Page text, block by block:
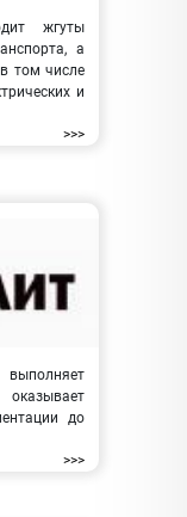
жгуты
а
том числе
и
>>>
до
>>>